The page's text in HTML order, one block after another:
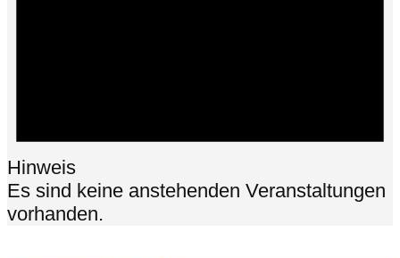
Hinweis
Es sind keine anstehenden Veranstaltungen
vorhanden.